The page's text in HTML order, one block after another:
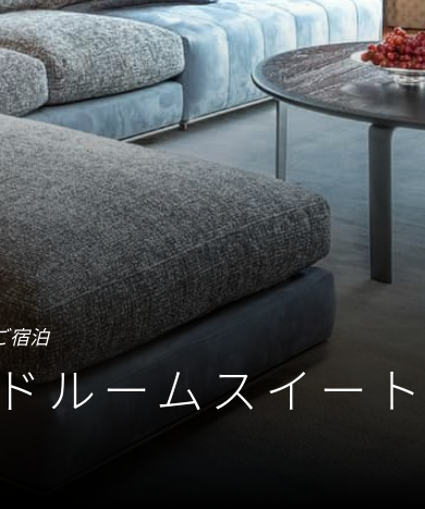
宿泊
ルームスイート